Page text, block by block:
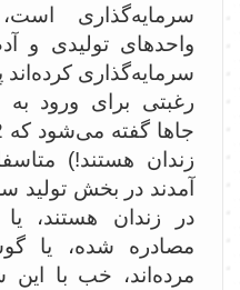
سرمایه‌گذاری
واحدهای تولیدی و
سرمایه‌گذاری
رغبتی برای ورود به
زندان هستند!)
آمدند در بخش تولید
در زندان هستند، یا
مصادره شده، یا
مرده‌اند، خب با